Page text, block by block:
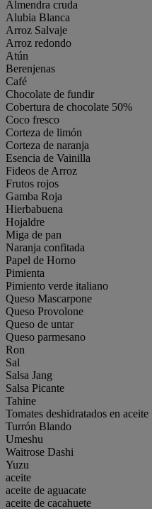
Almendra cruda
Alubia Blanca
Arroz Salvaje
Arroz redondo
Atún
Berenjenas
Café
Chocolate de fundir
Cobertura de chocolate 50%
Coco fresco
Corteza de limón
Corteza de naranja
Esencia de Vainilla
Fideos de Arroz
Frutos rojos
Gamba Roja
Hierbabuena
Hojaldre
Miga de pan
Naranja confitada
Papel de Horno
Pimienta
Pimiento verde italiano
Queso Mascarpone
Queso Provolone
Queso de untar
Queso parmesano
Ron
Sal
Salsa Jang
Salsa Picante
Tahine
Tomates deshidratados en aceite
Turrón Blando
Umeshu
Waitrose Dashi
Yuzu
aceite
aceite de aguacate
aceite de cacahuete